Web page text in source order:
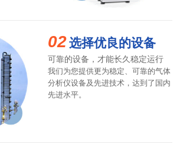
02选择优良的设备
可靠的设备，才能长久稳定运行
我们为您提供更为稳定、可靠的气体
分析仪设备及先进技术，达到了国内
先进水平。